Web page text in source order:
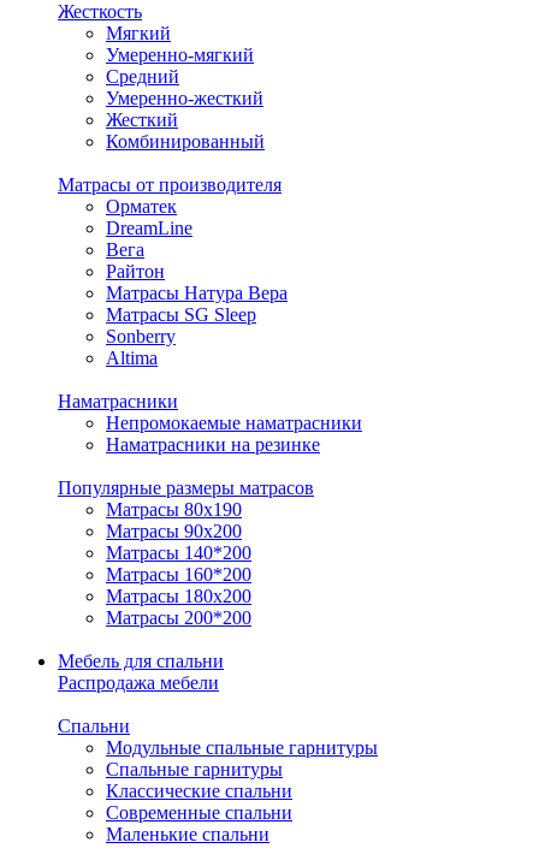
Жесткость
Мягкий
Умеренно-мягкий
Средний
Умеренно-жесткий
Жесткий
Комбинированный
Матрасы от производителя
Орматек
DreamLine
Вега
Райтон
Матрасы Натура Вера
Матрасы SG Sleep
Sonberry
Altima
Наматрасники
Непромокаемые наматрасники
Наматрасники на резинке
Популярные размеры матрасов
Матрасы 80x190
Матрасы 90x200
Матрасы 140*200
Матрасы 160*200
Матрасы 180x200
Матрасы 200*200
Мебель для спальни
Распродажа мебели
Спальни
Модульные спальные гарнитуры
Спальные гарнитуры
Классические спальни
Современные спальни
Маленькие спальни